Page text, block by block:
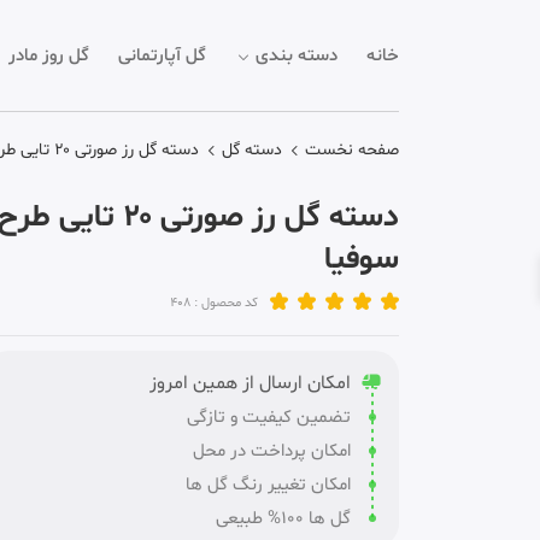
خانه دسته بندی گل آپارتمانی گل روز مادر
صفحه نخست دسته گل دسته گل رز صورتی ۲۰ تایی طرح سوفیا
دسته گل رز صورتی ۲۰ تایی
سوفیا
کد محصول : 408
امکان ارسال از همین امروز
تضمین کیفیت و تازگی
امکان پرداخت در محل
امکان تغییر رنگ گل ها
گل ها 100% طبیعی